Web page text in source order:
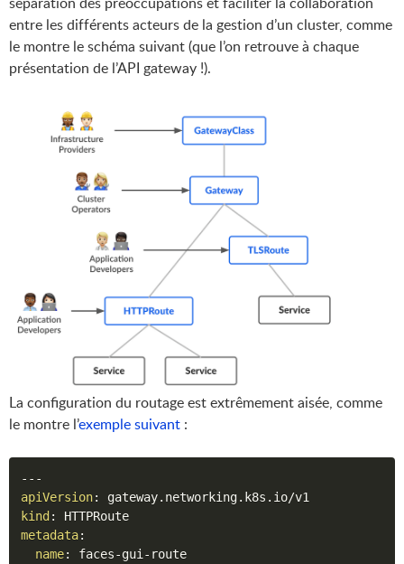
entre les différents acteurs de la gestion d’un cluster, comme
le montre le schéma suivant (que l’on retrouve à chaque
présentation de l’API gateway !).
La configuration du routage est extrêmement aisée, comme
le montre l’exemple suivant :
---
apiVersion:
kind :
metadata:
name: faces-gui - route